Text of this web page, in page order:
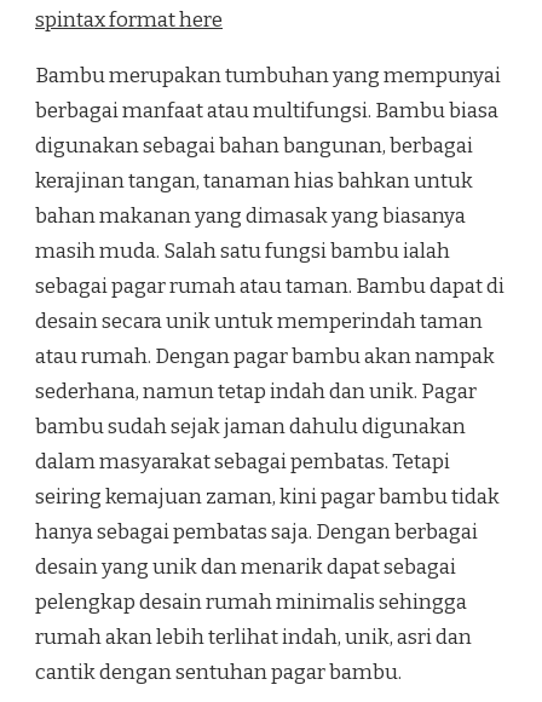
spintax format here
Bambu merupakan tumbuhan yang mempunyai
berbagai manfaat atau multifungsi. Bambu biasa
digunakan sebagai bahan bangunan, berbagai
kerajinan tangan, tanaman hias bahkan untuk
bahan makanan yang dimasak yang biasanya
masih muda. Salah satu fungsi bambu ialah
sebagai pagar rumah atau taman. Bambu dapat di
desain secara unik untuk memperindah taman
atau rumah. Dengan pagar bambu akan nampak
sederhana, namun tetap indah dan unik. Pagar
bambu sudah sejak jaman dahulu digunakan
dalam masyarakat sebagai pembatas. Tetapi
seiring kemajuan zaman, kini pagar bambu tidak
hanya sebagai pembatas saja. Dengan berbagai
desain yang unik dan menarik dapat sebagai
pelengkap desain rumah minimalis sehingga
rumah akan lebih terlihat indah, unik, asri dan
cantik dengan sentuhan pagar bambu.